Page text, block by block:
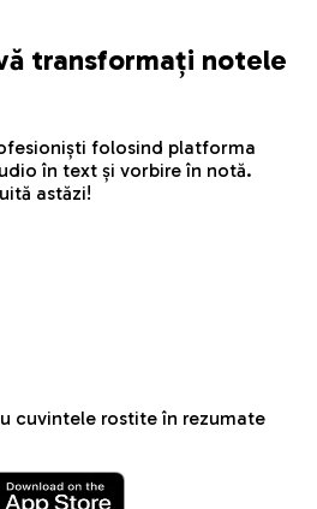
transformați notele
folosind platforma
în text și vorbire în notă.
astăzi!
cuvintele rostite în rezumate